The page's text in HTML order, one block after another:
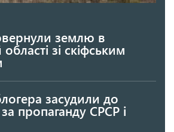
землю в
області зі скіфським
засудили до
пропаганду СРСР і